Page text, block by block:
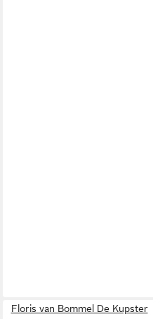
Floris van Bommel De Kupster